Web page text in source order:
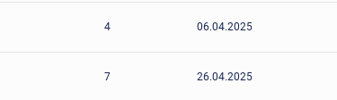
4 06.04.2025
7 26.04.2025